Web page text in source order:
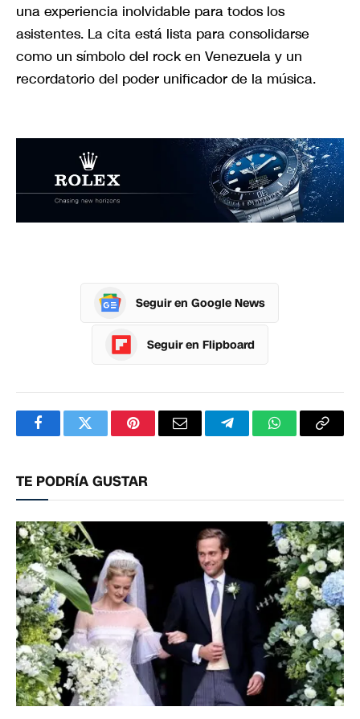
una experiencia inolvidable para todos los
asistentes. La cita está lista para consolidarse
como un símbolo del rock en Venezuela y un
recordatorio del poder unificador de la música.
Seguir en Google News
Seguir en Flipboard
FacebookTwitterPinterestCorreoTelegramWhatsApp
TE PODRÍA GUSTAR